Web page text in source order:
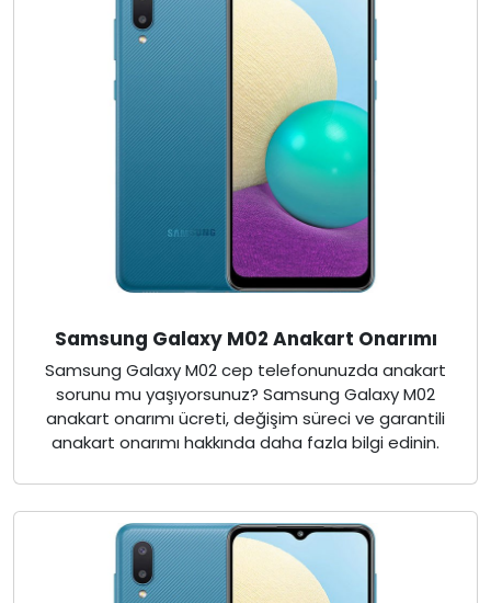
Samsung Galaxy M02 Anakart Onarımı
Samsung Galaxy M02 cep telefonunuzda anakart
sorunu mu yaşıyorsunuz? Samsung Galaxy M02
anakart onarımı ücreti, değişim süreci ve garantili
anakart onarımı hakkında daha fazla bilgi edinin.